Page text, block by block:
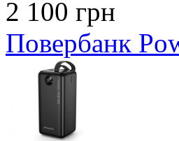
2 100 грн
Повербанк